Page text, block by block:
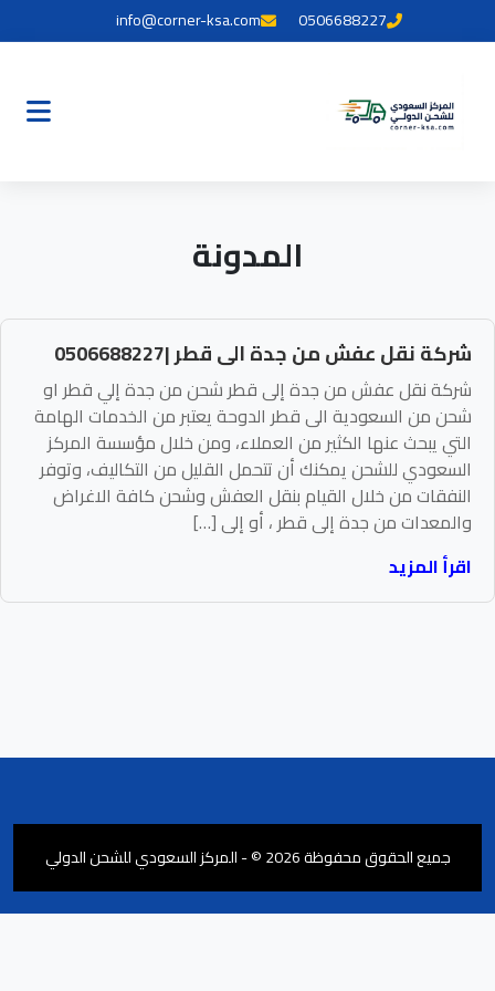
0506688227
info@corner-ksa.com
المدونة
شركة نقل عفش من جدة الى قطر |0506688227
شركة نقل عفش من جدة إلى قطر شحن من جدة إلي قطر او
شحن من السعودية الى قطر الدوحة يعتبر من الخدمات الهامة
التي يبحث عنها الكثير من العملاء، ومن خلال مؤسسة المركز
السعودي للشحن يمكنك أن تتحمل القليل من التكاليف، وتوفر
النفقات من خلال القيام بنقل العفش وشحن كافة الاغراض
والمعدات من جدة إلى قطر ، أو إلى […]
اقرأ المزيد
جميع الحقوق محفوظة 2026 © - المركز السعودي للشحن الدولي